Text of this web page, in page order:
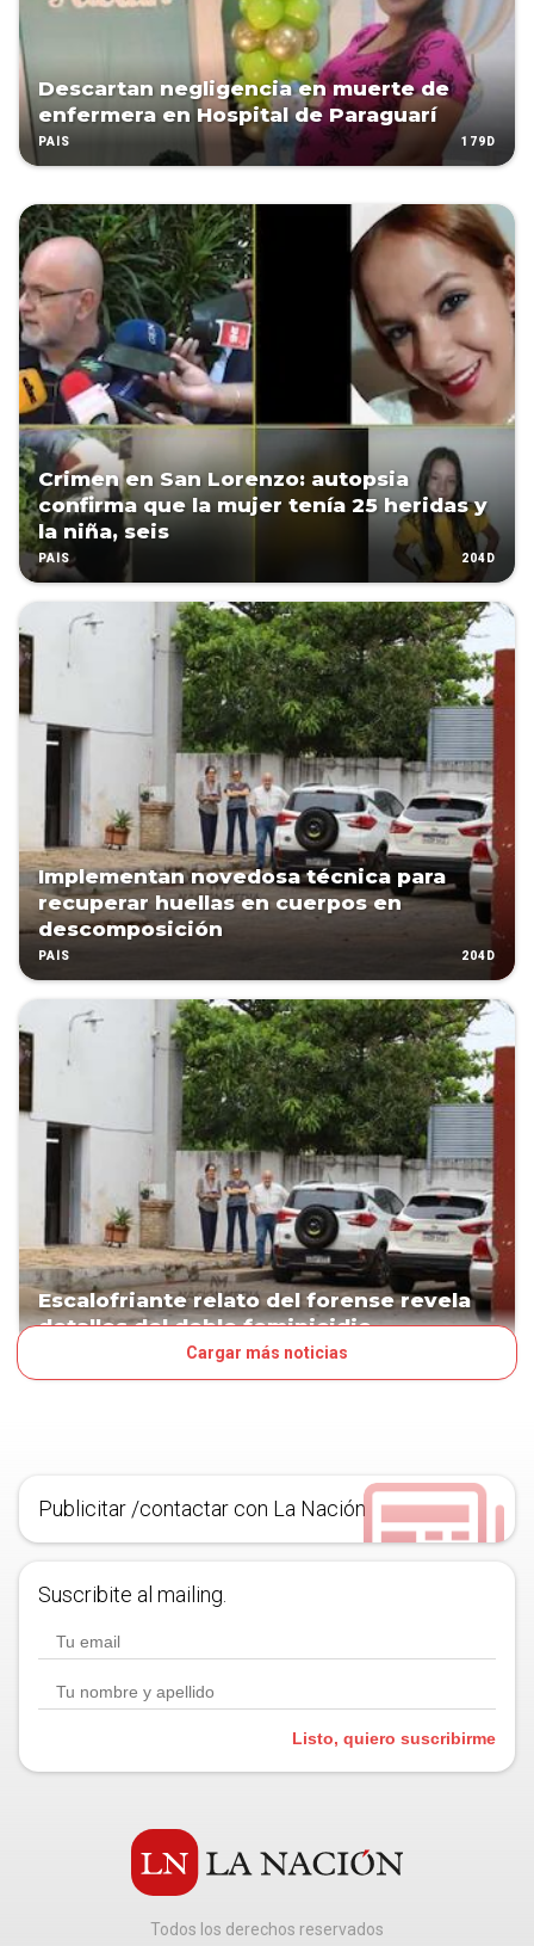
Descartan negligencia en muerte de
enfermera en Hospital de Paraguarí
PAÍS 179D
Crimen en San Lorenzo: autopsia
confirma que la mujer tenía 25 heridas y
la niña, seis
PAÍS 204D
Implementan novedosa técnica para
recuperar huellas en cuerpos en
descomposición
PAÍS 204D
Escalofriante relato del forense revela
detalles del doble feminicidio
Cargar más noticias
Publicitar /contactar con La Nación
Suscribite al mailing.
Listo, quiero suscribirme
Todos los derechos reservados